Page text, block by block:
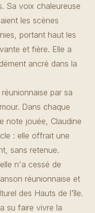
Sa voix chaleureuse
les scènes
portant haut les
et fière. Elle a
ancré dans la
par sa
Dans chaque
note jouée, Claudine
: elle offrait une
sans retenue.
n'a cessé de
réunionnaise et
des Hauts de l'île.
a su faire vivre la